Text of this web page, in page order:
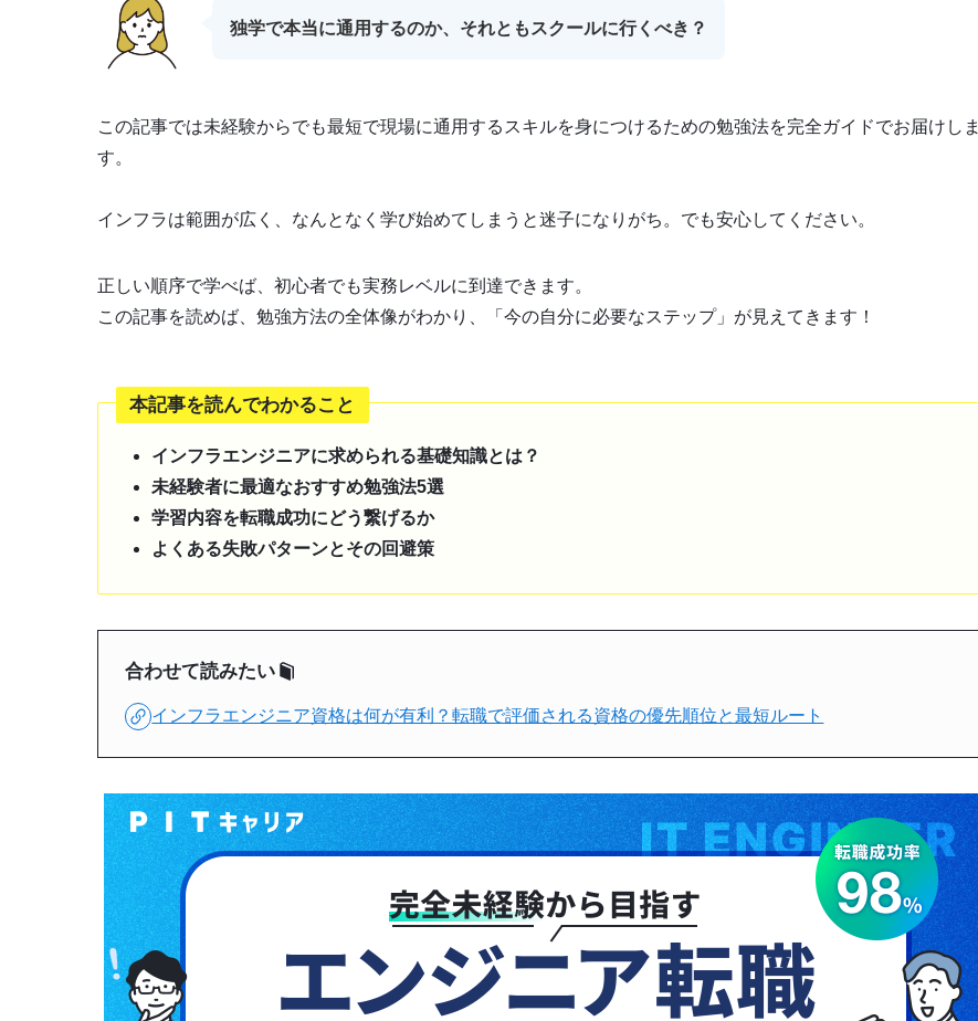
独学で本当に通用するのか、それともスクールに行くべき？
この記事では未経験からでも最短で現場に通用するスキルを身につけるための勉強法を完全ガイドでお届けしま
す。
インフラは範囲が広く、なんとなく学び始めてしまうと迷子になりがち。でも安心してください。
正しい順序で学べば、初心者でも実務レベルに到達できます。
この記事を読めば、勉強方法の全体像がわかり、「今の自分に必要なステップ」が見えてきます！
本記事を読んでわかること
インフラエンジニアに求められる基礎知識とは？
未経験者に最適なおすすめ勉強法5選
学習内容を転職成功にどう繋げるか
よくある失敗パターンとその回避策
合わせて読みたい
インフラエンジニア資格は何が有利？転職で評価される資格の優先順位と最短ルート